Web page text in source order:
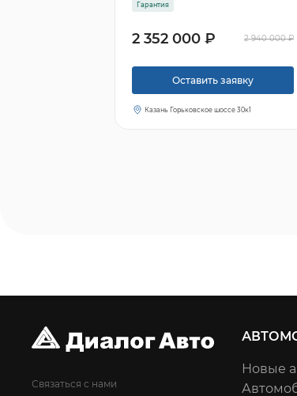
Гарантия
2 352 000 ₽ 2 940 000 ₽
Оставить заявку
Казань Горьковское шоссе 30к1
Связаться с нами
Новые